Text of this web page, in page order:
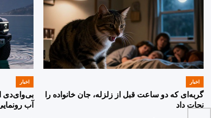
POSTED
IN
اخبار
گربه‌ای که دو ساعت قبل از زلزله، جان خانواده را
نجات داد
POSTED
اخبار
بی‌وای‌دی
آب